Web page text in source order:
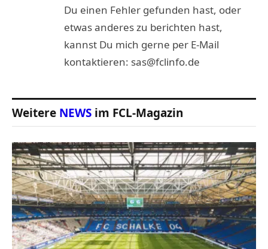
Du einen Fehler gefunden hast, oder
etwas anderes zu berichten hast,
kannst Du mich gerne per E-Mail
kontaktieren: sas@fclinfo.de
Weitere NEWS im FCL-Magazin